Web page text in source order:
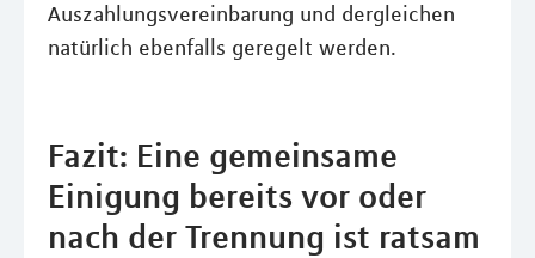
Auszahlungsvereinbarung und dergleichen
natürlich ebenfalls geregelt werden.
Fazit: Eine gemeinsame
Einigung bereits vor oder
nach der Trennung ist ratsam